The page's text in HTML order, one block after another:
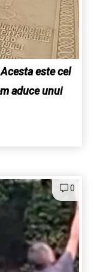
Acesta este cel
aduce unui
0